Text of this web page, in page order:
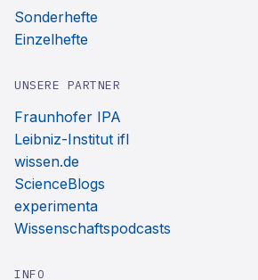
Sonderhefte
Einzelhefte
UNSERE PARTNER
Fraunhofer IPA
Leibniz-Institut ifl
wissen.de
ScienceBlogs
experimenta
Wissenschaftspodcasts
INFO